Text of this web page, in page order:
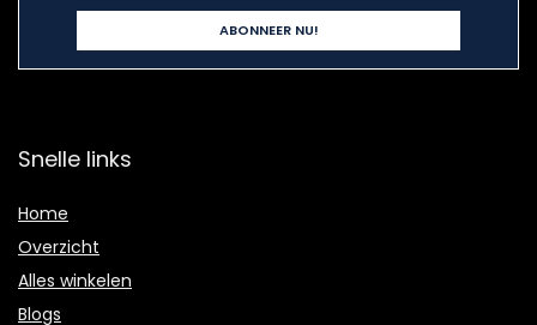
Snelle links
Home
Overzicht
Alles winkelen
Blogs